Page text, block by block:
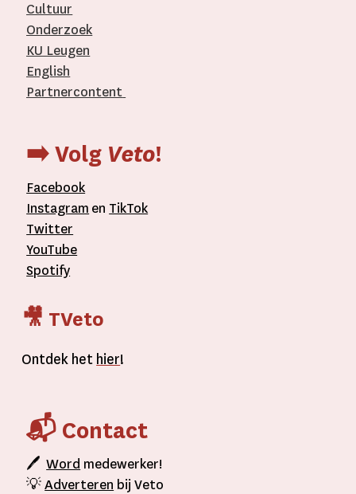
Cultuur
Onderzoek
KU Leugen
English
Partnercontent
➡️ Volg Veto!
Facebook
Instagram en TikTok
Twitter
YouTube
Spotify
🎥 TVeto
Ontdek het hier!
📬 Contact
🖊Word medewerker!
💡Adverteren bij Veto